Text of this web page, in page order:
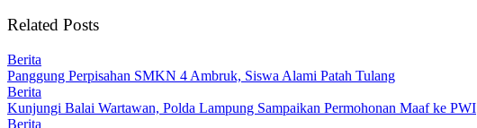
Related Posts
Berita
Panggung Perpisahan SMKN 4 Ambruk, Siswa Alami Patah Tulang
Berita
Kunjungi Balai Wartawan, Polda Lampung Sampaikan Permohonan Maaf ke PWI
Berita